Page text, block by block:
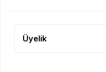
Üyelik